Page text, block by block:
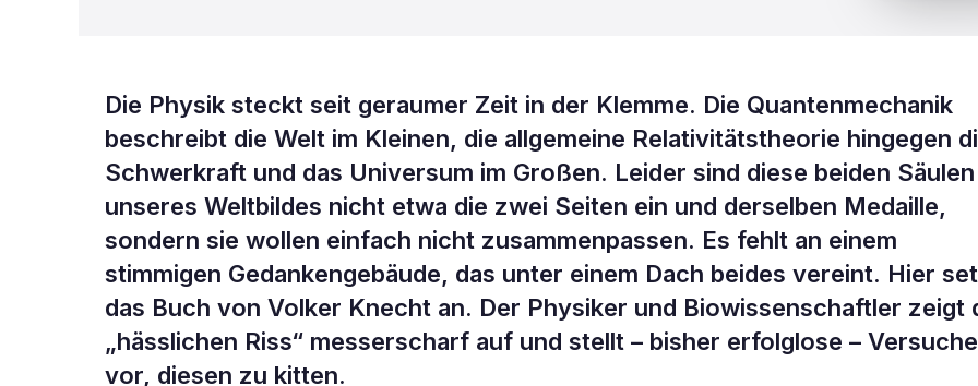
Die Physik steckt seit geraumer Zeit in der Klemme. Die Quantenmechanik
beschreibt die Welt im Kleinen, die allgemeine Relativitätstheorie hingegen
Schwerkraft und das Universum im Großen. Leider sind diese beiden Säulen
unseres Weltbildes nicht etwa die zwei Seiten ein und derselben Medaille,
sondern sie wollen einfach nicht zusammenpassen. Es fehlt an einem
stimmigen Gedankengebäude, das unter einem Dach beides vereint. Hier
das Buch von Volker Knecht an. Der Physiker und Biowissenschaftler zeigt
„hässlichen Riss“ messerscharf auf und stellt – bisher erfolglose – Versuche
vor, diesen zu kitten.